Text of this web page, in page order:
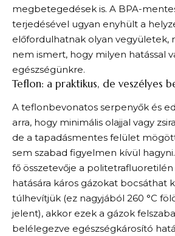
megbetegedések is. A BPA-
terjedésével ugyan enyhült a
előfordulhatnak olyan vegyületek,
nem ismert, hogy milyen hatással
egészségünkre.
Teflon: a praktikus, de veszélyes
A teflonbevonatos serpenyők és
arra, hogy minimális olajjal vagy
de a tapadásmentes felület
sem szabad figyelmen kívül
fő összetevője a politetrafluoretilén
hatására káros gázokat bocsáthat
túlhevítjük (ez nagyjából 260 °C
jelent), akkor ezek a gázok
belélegezve egészségkárosító